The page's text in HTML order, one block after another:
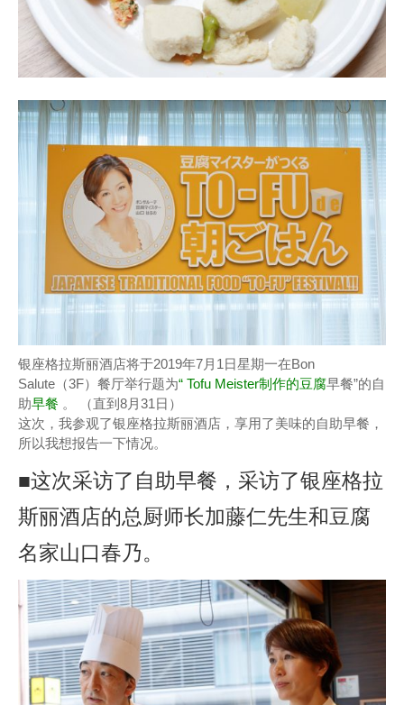
银座格拉斯丽酒店将于2019年7月1日星期一在Bon
Salute（3F）餐厅举行题为“ Tofu Meister制作的豆腐早餐”的自
助早餐 。 （直到8月31日）
这次，我参观了银座格拉斯丽酒店，享用了美味的自助早餐，
所以我想报告一下情况。
■这次采访了自助早餐，采访了银座格拉
斯丽酒店的总厨师长加藤仁先生和豆腐
名家山口春乃。